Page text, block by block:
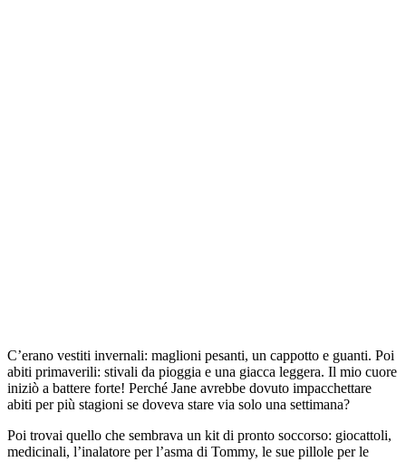
C’erano vestiti invernali: maglioni pesanti, un cappotto e guanti. Poi
abiti primaverili: stivali da pioggia e una giacca leggera. Il mio cuore
iniziò a battere forte! Perché Jane avrebbe dovuto impacchettare
abiti per più stagioni se doveva stare via solo una settimana?
Poi trovai quello che sembrava un kit di pronto soccorso: giocattoli,
medicinali, l’inalatore per l’asma di Tommy, le sue pillole per le